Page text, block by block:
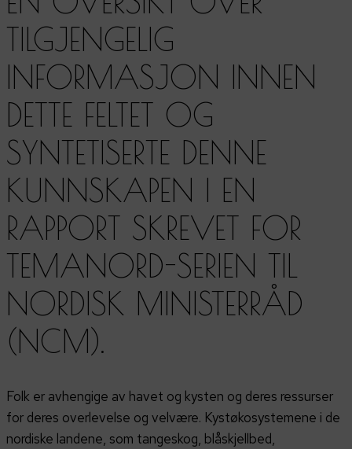
TILGJENGELIG
INFORMASJON INNEN
DETTE FELTET OG
SYNTETISERTE DENNE
KUNNSKAPEN I EN
RAPPORT SKREVET FOR
TEMANORD-SERIEN TIL
NORDISK MINISTERRÅD
(NCM).
Folk er avhengige av havet og kysten og deres ressurser
for deres overlevelse og velvære. Kystøkosystemene i de
nordiske landene, som tangeskog, blåskjellbed,